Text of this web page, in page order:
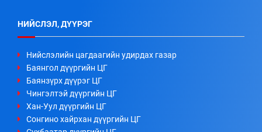
НИЙСЛЭЛ, ДҮҮРЭГ
Нийслэлийн цагдаагийн удирдах газар
Баянгол дүүргийн ЦГ
Баянзүрх дүүрэг ЦГ
Чингэлтэй дүүргийн ЦГ
Хан-Уул дүүргийн ЦГ
Сонгино хайрхан дүүргийн ЦГ